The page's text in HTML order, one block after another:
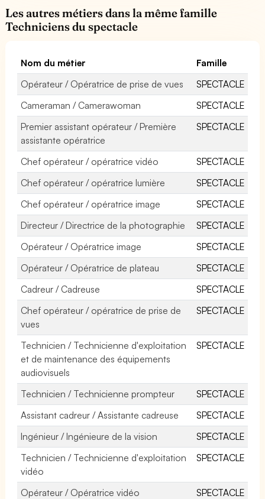
Les autres métiers dans la même famille
Techniciens du spectacle
Nom du métier
Famille
Opérateur / Opératrice de prise de vues
SPECTACLE
Cameraman / Camerawoman
SPECTACLE
Premier assistant opérateur / Première
assistante opératrice
SPECTACLE
Chef opérateur / opératrice vidéo
SPECTACLE
Chef opérateur / opératrice lumière
SPECTACLE
Chef opérateur / opératrice image
SPECTACLE
Directeur / Directrice de la photographie
SPECTACLE
Opérateur / Opératrice image
SPECTACLE
Opérateur / Opératrice de plateau
SPECTACLE
Cadreur / Cadreuse
SPECTACLE
Chef opérateur / opératrice de prise de
vues
SPECTACLE
Technicien / Technicienne d'exploitation
et de maintenance des équipements
audiovisuels
SPECTACLE
Technicien / Technicienne prompteur
SPECTACLE
Assistant cadreur / Assistante cadreuse
SPECTACLE
Ingénieur / Ingénieure de la vision
SPECTACLE
Technicien / Technicienne d'exploitation
vidéo
SPECTACLE
Opérateur / Opératrice vidéo
SPECTACLE